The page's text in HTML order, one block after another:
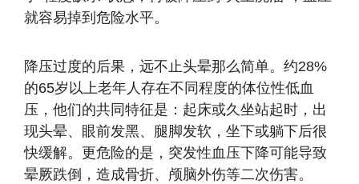
就容易掉到危险水平。
降压过度的后果，远不止头晕那么简单。约28%
的65岁以上老年人存在不同程度的体位性低血
压，他们的共同特征是：起床或久坐站起时，出
现头晕、眼前发黑、腿脚发软，坐下或躺下后很
快缓解。更危险的是，突发性血压下降可能导致
晕厥跌倒，造成骨折、颅脑外伤等二次伤害。